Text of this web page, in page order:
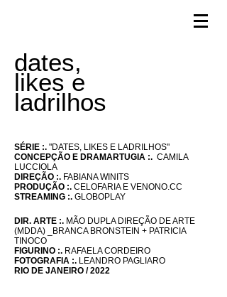
dates,
likes e
ladrilhos
SÉRIE :. "DATES, LIKES E LADRILHOS"
CONCEPÇÃO E DRAMARTUGIA :. CAMILA
LUCCIOLA
DIREÇÃO :. FABIANA WINITS
PRODUÇÃO :. CELOFARIA E VENONO.CC
STREAMING :. GLOBOPLAY
DIR. ARTE :. MÃO DUPLA DIREÇÃO DE ARTE
(MDDA)
_BRANCA BRONSTEIN + PATRICIA
TINOCO
FIGURINO :. RAFAELA CORDEIRO
FOTOGRAFIA :. LEANDRO PAGLIARO
RIO DE JANEIRO / 2022